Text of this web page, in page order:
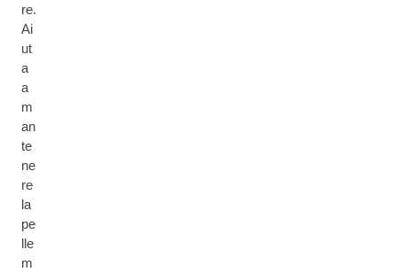
re.
Ai
ut
a
a
m
an
te
ne
re
la
pe
lle
m